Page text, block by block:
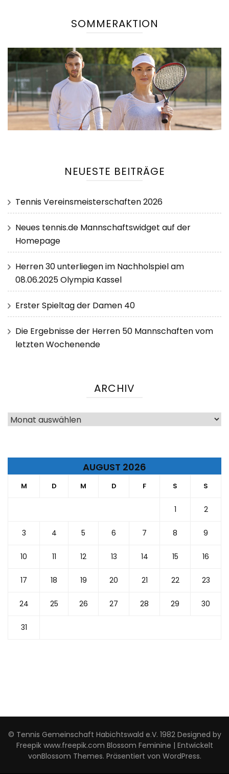
SOMMERAKTION
NEUESTE BEITRÄGE
Tennis Vereinsmeisterschaften 2026
Neues tennis.de Mannschaftswidget auf der
Homepage
Herren 30 unterliegen im Nachholspiel am
08.06.2025 Olympia Kassel
Erster Spieltag der Damen 40
Die Ergebnisse der Herren 50 Mannschaften vom
letzten Wochenende
ARCHIV
Archiv
AUGUST 2026
M D M D F S S
1 2
3 4 5 6 7 8 9
10 11 12 13 14 15 16
17 18 19 20 21 22 23
24 25 26 27 28 29 30
31
© Tennis Gemeinschaft Habichtswald e.V. 1982 Designed by
Freepik www.freepik.com Blossom Feminine | Entwickelt
vonBlossom Themes. Präsentiert von WordPress.